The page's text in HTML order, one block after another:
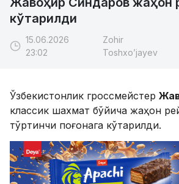
кўтарилди
15.06.2026
23:02
Zohir
Toshxo’jayev
Ўзбекистонлик гроссмейстер
классик шахмат бўйича жаҳон
тўртинчи поғонага кўтарилди.